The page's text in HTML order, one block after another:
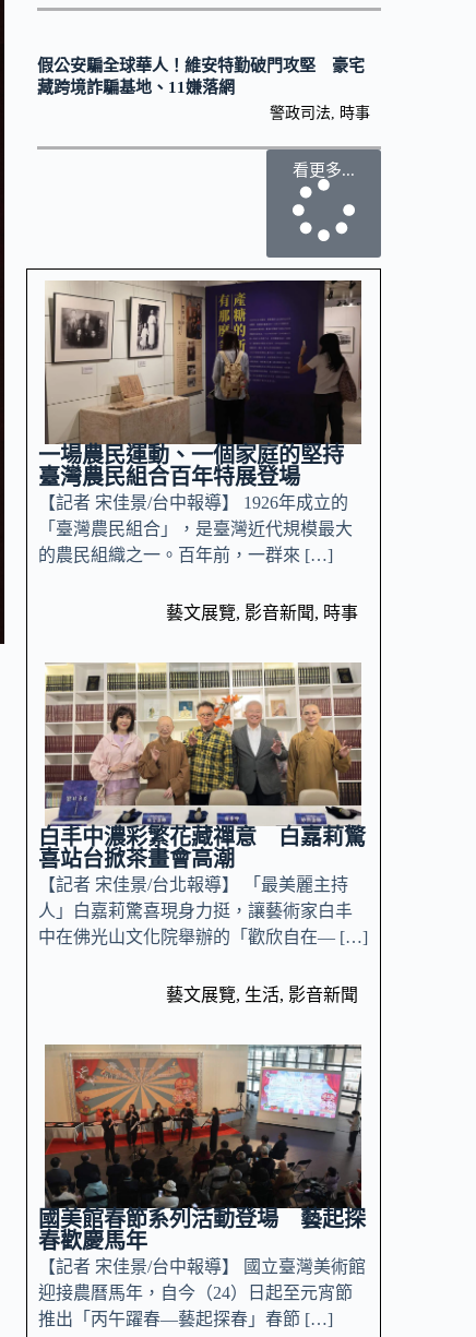
假公安騙全球華人！維安特勤破門攻堅 豪宅
藏跨境詐騙基地、11嫌落網
警政司法, 時事
看更多...
一場農民運動、一個家庭的堅持
臺灣農民組合百年特展登場
【記者 宋佳景/台中報導】 1926年成立的
「臺灣農民組合」，是臺灣近代規模最大
的農民組織之一。百年前，一群來 […]
藝文展覽, 影音新聞, 時事
白丰中濃彩繁花藏禪意 白嘉莉驚
喜站台掀茶畫會高潮
【記者 宋佳景/台北報導】 「最美麗主持
人」白嘉莉驚喜現身力挺，讓藝術家白丰
中在佛光山文化院舉辦的「歡欣自在— […]
藝文展覽, 生活, 影音新聞
國美館春節系列活動登場 藝起探
春歡慶馬年
【記者 宋佳景/台中報導】 國立臺灣美術館
迎接農曆馬年，自今（24）日起至元宵節
推出「丙午躍春—藝起探春」春節 […]